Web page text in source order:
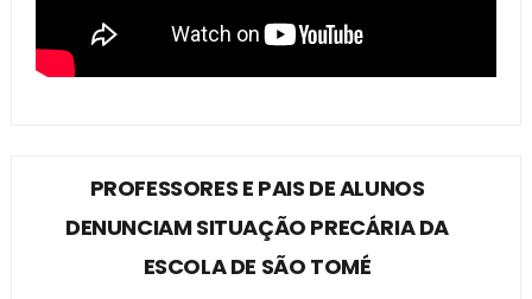
PROFESSORES E PAIS DE ALUNOS
DENUNCIAM SITUAÇÃO PRECÁRIA DA
ESCOLA DE SÃO TOMÉ